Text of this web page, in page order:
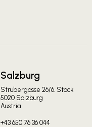
Salzburg
Strubergasse 26/6. Stock
5020 Salzburg
Austria
+43 650 76 36 044